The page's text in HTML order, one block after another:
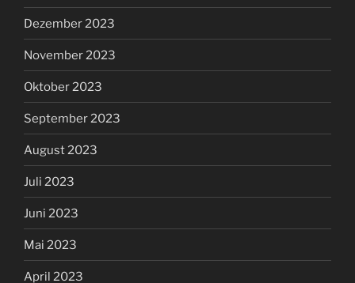
Dezember 2023
November 2023
Oktober 2023
September 2023
August 2023
Juli 2023
Juni 2023
Mai 2023
April 2023